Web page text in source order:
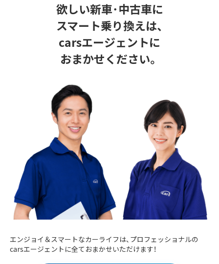
欲しい新車･中古車に
スマート乗り換えは、
carsエージェントに
おまかせください。
エンジョイ＆スマートなカーライフは、プロフェッショナルの
carsエージェントに全ておまかせいただけます！